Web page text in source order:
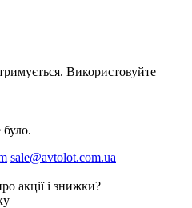
Використовуйте
sale@avtolot.com.ua
акції і знижки?